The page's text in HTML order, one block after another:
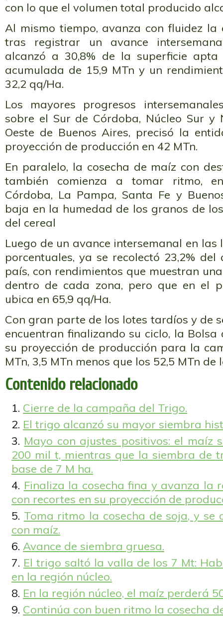
con lo que el volumen total producido
Al mismo tiempo, avanza con fluidez la
tras registrar un avance
alcanzó a 30,8% de la superficie
acumulada de 15,9 MTn y un
32,2 qq/Ha.
Los mayores progresos
sobre el Sur de Córdoba, Núcleo Sur
Oeste de Buenos Aires, precisó la
proyección de producción en 42 MTn.
En paralelo, la cosecha de maíz con
también comienza a tomar ritmo,
Córdoba, La Pampa, Santa Fe y
baja en la humedad de los granos de
del cereal
Luego de un avance intersemanal en las
porcentuales, ya se recolectó 23,2%
país, con rendimientos que muestran
dentro de cada zona, pero que en el
ubica en 65,9 qq/Ha.
Con gran parte de los lotes tardíos y de
encuentran finalizando su ciclo, la Bolsa
su proyección de producción para la
MTn, 3,5 MTn menos que los 52,5 MTn
Contenido relacionado
Cierre de la campaña del Trigo.
El trigo alcanzó su mayor siembra
Mayo con ajustes positivos: el maíz
200 mil t, mientras que la siembra de
base de 7 M ha.
Finaliza la cosecha fina y avanza la
con recortes en su proyección de
Toma ritmo la cosecha de soja, y se
con maíz.
Avance de siembra gruesa.
El trigo saltó la valla de los 7 Mt:
en la región núcleo.
En la región núcleo, el maíz perderá
Continúa con buen ritmo la cosecha